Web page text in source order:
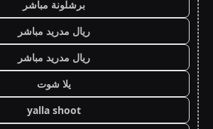
برشلونة مباشر
ريال مدريد مباشر
ريال مدريد مباشر
يلا شوت
yalla shoot